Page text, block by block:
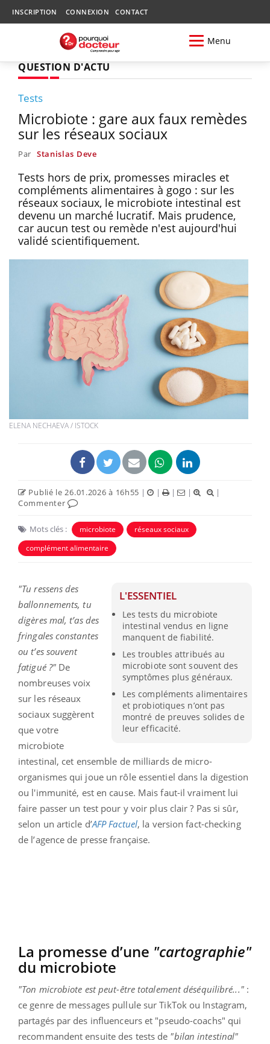
INSCRIPTION CONNEXION CONTACT
Menu
QUESTION D'ACTU
Tests
Microbiote : gare aux faux remèdes
sur les réseaux sociaux
Par Stanislas Deve
Tests hors de prix, promesses miracles et
compléments alimentaires à gogo : sur les
réseaux sociaux, le microbiote intestinal est
devenu un marché lucratif. Mais prudence,
car aucun test ou remède n'est aujourd'hui
validé scientifiquement.
ELENA NECHAEVA / ISTOCK
Publié le 26.01.2026 à 16h55 | | | |
|
Commenter
Mots clés : microbiote
réseaux sociaux
complément alimentaire
L'ESSENTIEL
Les tests du microbiote
intestinal vendus en ligne
manquent de fiabilité.
Les troubles attribués au
microbiote sont souvent des
symptômes plus généraux.
Les compléments alimentaires
et probiotiques n’ont pas
montré de preuves solides de
leur efficacité.
"Tu ressens des
ballonnements, tu
digères mal, t’as des
fringales constantes
ou t’es souvent
fatigué ?" De
nombreuses voix
sur les réseaux
sociaux suggèrent
que votre
microbiote
intestinal, cet ensemble de milliards de micro-
organismes qui joue un rôle essentiel dans la digestion
ou l'immunité, est en cause. Mais faut-il vraiment lui
faire passer un test pour y voir plus clair ? Pas si sûr,
selon un article d’AFP Factuel, la version fact-checking
de l’agence de presse française.
La promesse d’une "cartographie"
du microbiote
"Ton microbiote est peut-être totalement déséquilibré...":
ce genre de messages pullule sur TikTok ou Instagram,
partagés par des influenceurs et "pseudo-coachs" qui
recommandent ensuite des tests de "bilan intestinal"